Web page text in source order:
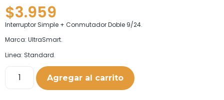
$3.959
Interruptor Simple + Conmutador Doble 9/24.
Marca: UltraSmart.
Linea: Standard.
Agregar al carrito